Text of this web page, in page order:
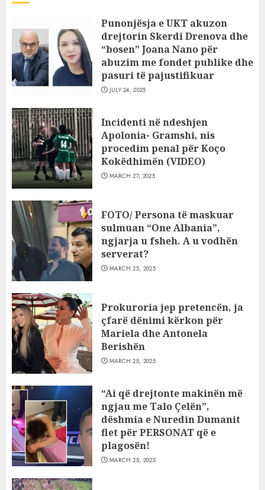
Punonjësja e UKT akuzon
drejtorin Skerdi Drenova dhe
“bosen” Joana Nano për
abuzim me fondet publike dhe
pasuri të pajustifikuar
JULY 24, 2025
Incidenti në ndeshjen
Apolonia- Gramshi, nis
procedim penal për Koço
Kokëdhimën (VIDEO)
MARCH 27, 2025
FOTO/ Persona të maskuar
sulmuan “One Albania”,
ngjarja u fsheh. A u vodhën
serverat?
MARCH 25, 2025
Prokuroria jep pretencën, ja
çfarë dënimi kërkon për
Mariela dhe Antonela
Berishën
MARCH 25, 2025
“Ai që drejtonte makinën më
ngjau me Talo Çelën”,
dëshmia e Nuredin Dumanit
flet për PERSONAT që e
plagosën!
MARCH 25, 2025